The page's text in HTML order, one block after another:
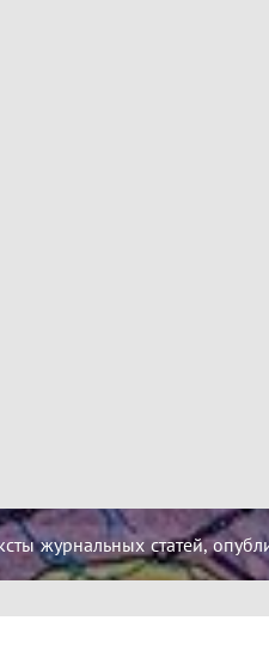
журнальных статей,